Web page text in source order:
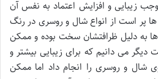
زیبایی و افزایش اعتماد به نفس آن
پر است از انواع شال و روسری در رنگ
به دلیل ظرافتشان سخت بوده و ممکن
می دانیم که برای زیبایی بیشتر و
شال و روسری را انجام داد اما ممکن